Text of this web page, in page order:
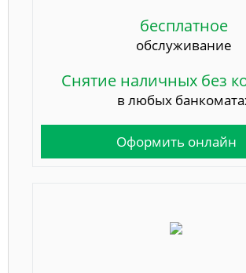
бесплатное
обслуживание
Снятие наличных без
в любых
Оформить онлайн